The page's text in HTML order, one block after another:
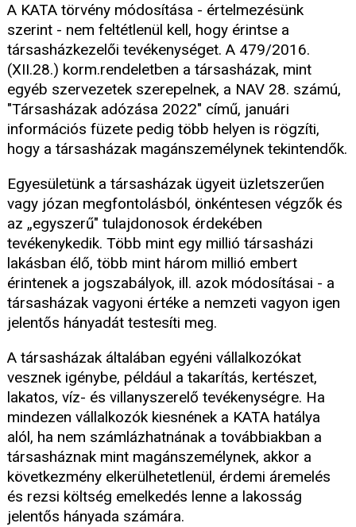
A KATA törvény módosítása - értelmezésünk
szerint - nem feltétlenül kell, hogy érintse a
társasházkezelői tevékenységet. A 479/2016.
(XII.28.) korm.rendeletben a társasházak, mint
egyéb szervezetek szerepelnek, a NAV 28. számú,
"Társasházak adózása 2022" című, januári
információs füzete pedig több helyen is rögzíti,
hogy a társasházak magánszemélynek tekintendők.
Egyesületünk a társasházak ügyeit üzletszerűen
vagy józan megfontolásból, önkéntesen végzők és
az „egyszerű" tulajdonosok érdekében
tevékenykedik. Több mint egy millió társasházi
lakásban élő, több mint három millió embert
érintenek a jogszabályok, ill. azok módosításai - a
társasházak vagyoni értéke a nemzeti vagyon igen
jelentős hányadát testesíti meg.
A társasházak általában egyéni vállalkozókat
vesznek igénybe, például a takarítás, kertészet,
lakatos, víz- és villanyszerelő tevékenységre. Ha
mindezen vállalkozók kiesnének a KATA hatálya
alól, ha nem számlázhatnának a továbbiakban a
társasháznak mint magánszemélynek, akkor a
következmény elkerülhetetlenül, érdemi áremelés
és rezsi költség emelkedés lenne a lakosság
jelentős hányada számára.